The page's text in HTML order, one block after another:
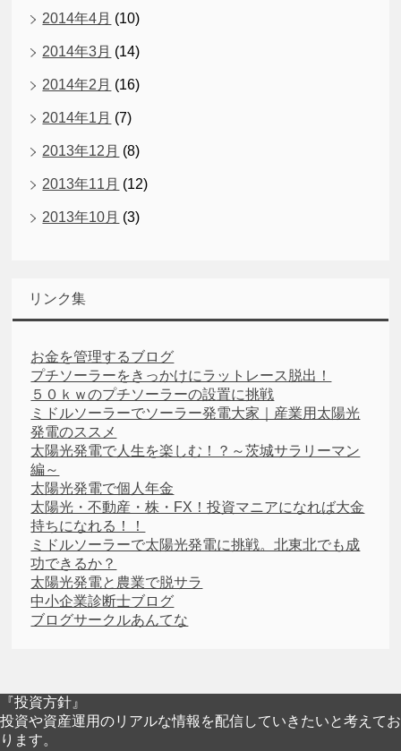
2014年4月 (10)
2014年3月 (14)
2014年2月 (16)
2014年1月 (7)
2013年12月 (8)
2013年11月 (12)
2013年10月 (3)
リンク集
お金を管理するブログ
プチソーラーをきっかけにラットレース脱出！
５０ｋｗのプチソーラーの設置に挑戦
ミドルソーラーでソーラー発電大家｜産業用太陽光
発電のススメ
太陽光発電で人生を楽しむ！？～茨城サラリーマン
編～
太陽光発電で個人年金
太陽光・不動産・株・FX！投資マニアになれば大金
持ちになれる！！
ミドルソーラーで太陽光発電に挑戦。北東北でも成
功できるか？
太陽光発電と農業で脱サラ
中小企業診断士ブログ
ブログサークルあんてな
『投資方針』
投資や資産運用のリアルな情報を配信していきたいと考えてお
ります。